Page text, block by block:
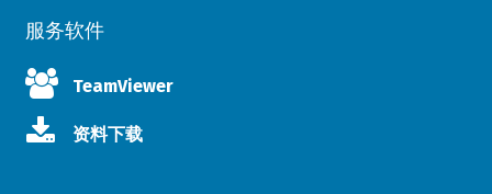
服务软件
TeamViewer
资料下载